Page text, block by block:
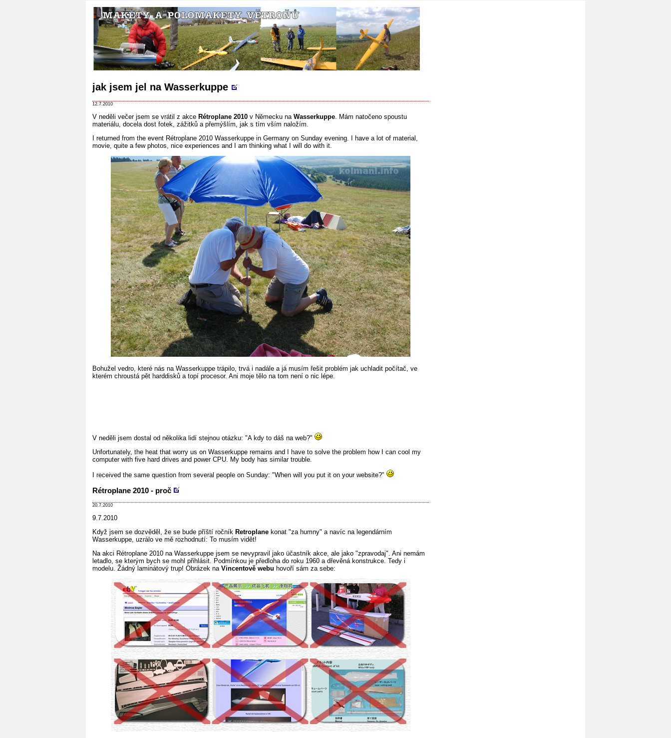
jak jsem jel na Wasserkuppe
12.7.2010
V neděli večer jsem se vrátil z akce Rétroplane 2010 v Německu na Wasserkuppe. Mám natočeno spoustu
materiálu, docela dost fotek, zážitků a přemýšlím, jak s tím vším naložím.
I returned from the event Rétroplane 2010 Wasserkuppe in Germany on Sunday evening. I have a lot of material,
movie, quite a few photos, nice experiences and I am thinking what I will do with it.
Bohužel vedro, které nás na Wasserkuppe trápilo, trvá i nadále a já musím řešit problém jak uchladit počítač, ve
kterém chroustá pět harddisků a topí procesor. Ani moje tělo na tom není o nic lépe.
V neděli jsem dostal od několika lidí stejnou otázku: "A kdy to dáš na web?"
Unfortunately, the heat that worry us on Wasserkuppe remains and I have to solve the problem how I can cool my
computer with five hard drives and power CPU. My body has similar trouble.
I received the same question from several people on Sunday: "When will you put it on your website?"
Rétroplane 2010 - proč
20.7.2010
9.7.2010
Když jsem se dozvěděl, že se bude příští ročník Retroplane konat "za humny" a navíc na legendárním
Wasserkuppe, uzrálo ve mě rozhodnutí: To musím vidět!
Na akci Rétroplane 2010 na Wasserkuppe jsem se nevypravil jako üčastník akce, ale jako "zpravodaj". Ani nemám
letadlo, se kterým bych se mohl přihlásit. Podmínkou je předloha do roku 1960 a dřevěná konstrukce. Tedy i
modelu. Žádný laminátový trup! Obrázek na Vincentově webu hovoří sám za sebe: